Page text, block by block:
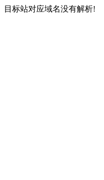
目标站对应域名没有解析!